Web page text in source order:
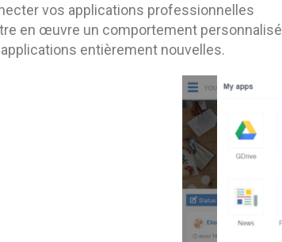
vos applications professionnelles
en œuvre un comportement personnalisé
entièrement nouvelles.